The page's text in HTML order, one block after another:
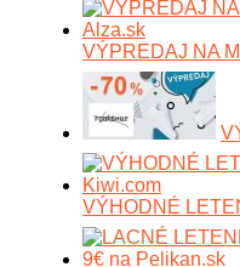
VÝPREDAJ NA
VÝHODNÉ